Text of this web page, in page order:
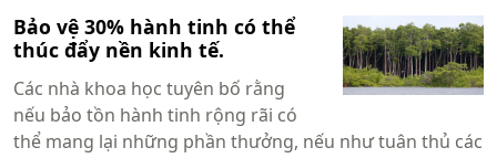
Bảo vệ 30% hành tinh có thể
thúc đẩy nền kinh tế.
Các nhà khoa học tuyên bố rằng
nếu bảo tồn hành tinh rộng rãi có
thể mang lại những phần thưởng, nếu như tuân thủ các